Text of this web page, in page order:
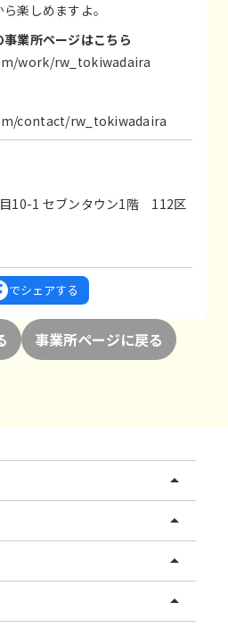
楽しめますよ。
業所ページはこちら
work/rw_tokiwadaira
contact/rw_tokiwadaira
10-1 セブンタウン1階 112区
でシェアする
事業所ページに戻る
arrow_drop_up
arrow_drop_up
arrow_drop_up
arrow_drop_up